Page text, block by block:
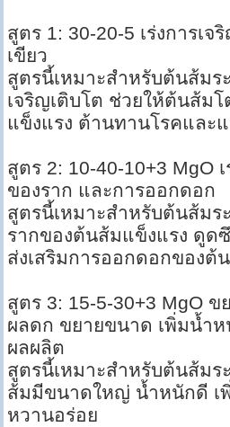
สูตร 1: 30-20-5 เร่งการเจ
เขียว
สูตรนี้เหมาะสำหรับต้นส้มร
เจริญเติบโต ช่วยให้ต้นส้มโ
แข็งแรง ต้านทานโรคและ
สูตร 2: 10-40-10+3 MgO
ของราก และการออกดอก
สูตรนี้เหมาะสำหรับต้นส้มร
รากของต้นส้มแข็งแรง ดูด
ส่งเสริมการออกดอกของ
สูตร 3: 15-5-30+3 MgO
ผลดก ขยายขนาด เพิ่มน้ำ
ผลผลิต
สูตรนี้เหมาะสำหรับต้นส้มร
ส้มมีขนาดใหญ่ น้ำหนักดี เ
หวานอร่อย